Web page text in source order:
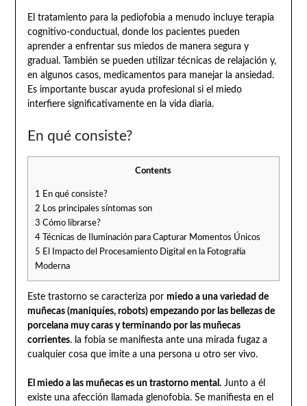
El tratamiento para la pediofobia a menudo incluye terapia
cognitivo-conductual, donde los pacientes pueden
aprender a enfrentar sus miedos de manera segura y
gradual. También se pueden utilizar técnicas de relajación y,
en algunos casos, medicamentos para manejar la ansiedad.
Es importante buscar ayuda profesional si el miedo
interfiere significativamente en la vida diaria.
En qué consiste?
Contents
1 En qué consiste?
2 Los principales síntomas son
3 Cómo librarse?
4Técnicas de Iluminación para Capturar Momentos Únicos
5 El Impacto del Procesamiento Digital en la Fotografía
Moderna
Este trastorno se caracteriza por miedo a una variedad de
muñecas (maniquíes, robots) empezando por las bellezas de
porcelana muy caras y terminando por las muñecas
corrientes. la fobia se manifiesta ante una mirada fugaz a
cualquier cosa que imite a una persona u otro ser vivo.
El miedo a las muñecas es un trastorno mental.Junto a él
existe una afección llamada glenofobia. Se manifiesta en el